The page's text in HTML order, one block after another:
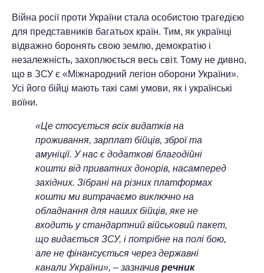
Війна росії проти України стала особистою трагедією
для представників багатьох країн. Тим, як українці
відважно боронять свою землю, демократію і
незалежність, захоплюється весь світ. Тому не дивно,
що в ЗСУ є «Міжнародний легіон оборони України».
Усі його бійці мають такі самі умови, як і українські
воїни.
«Це стосується всіх видатків на
проживання, зарплат бійців, зброї та
амуніції. У нас є додаткові благодійні
кошти від приватних донорів, насамперед
західних. Зібрані на різних платформах
кошти ми витрачаємо виключно на
обладнання для наших бійців, яке не
входить у стандартний військовий пакет,
що видається ЗСУ, і потрібне на полі бою,
але не фінансується через державні
канали України», – зазначив речник